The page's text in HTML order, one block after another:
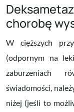
chorobę
W cięższych
(odpornym na
zaburzeniach
świadomości,
niżej (jeśli to